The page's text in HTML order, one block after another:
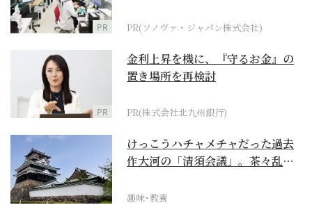
PR PR(ソノヴァ・ジャパン株式会社)
PR
金利上昇を機に、『守るお金』の
置き場所を再検討
PR(株式会社北九州銀行)
けっこうハチャメチャだった過去
作大河の「清須会議」。茶々乱
趣味･教養